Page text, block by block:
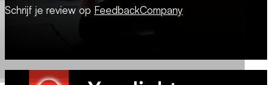
Schrijf je review op FeedbackCompany